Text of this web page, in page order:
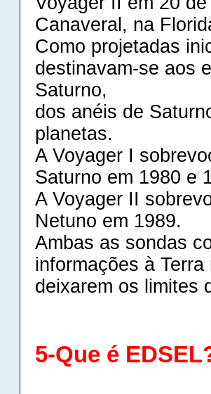
Canaveral, na
Como projetadas
destinavam-se aos
Saturno,
dos anéis de
planetas.
A Voyager I
Saturno em 1980 e
A Voyager II
Netuno em 1989.
Ambas as sondas
informações à
deixarem os limites
5-Que é